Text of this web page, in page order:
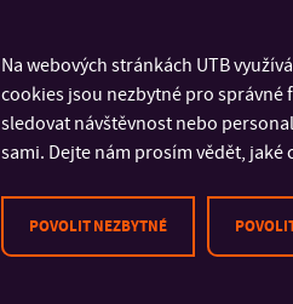
Na webových stránkách UTB
cookies jsou nezbytné pro správné
sledovat návštěvnost nebo
sami. Dejte nám prosím vědět, jaké
POVOLIT NEZBYTNÉ